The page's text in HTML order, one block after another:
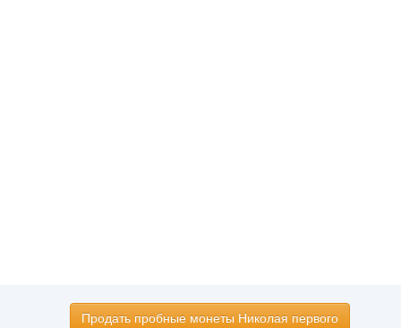
Продать пробные монеты Николая первого